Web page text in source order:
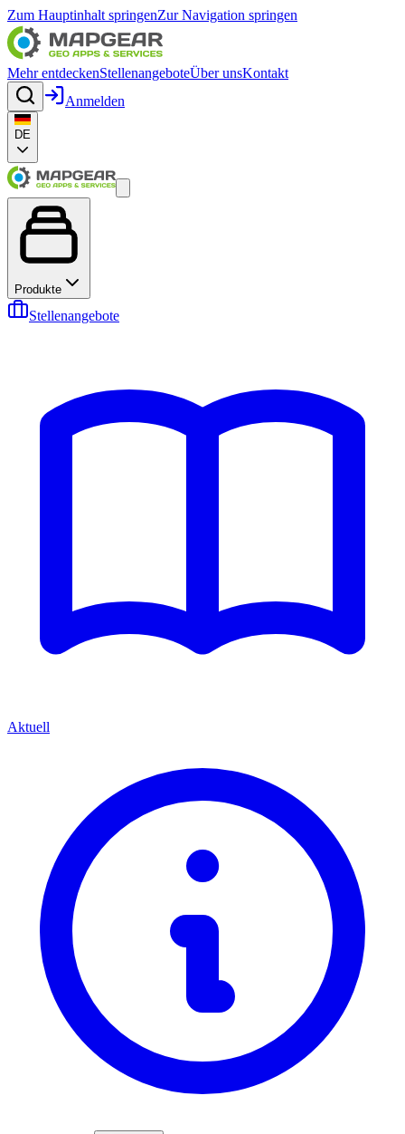
Zum Hauptinhalt springenZur Navigation springen
Mehr entdeckenStellenangeboteÜber unsKontakt
Anmelden
DE
Produkte
Stellenangebote
Aktuell